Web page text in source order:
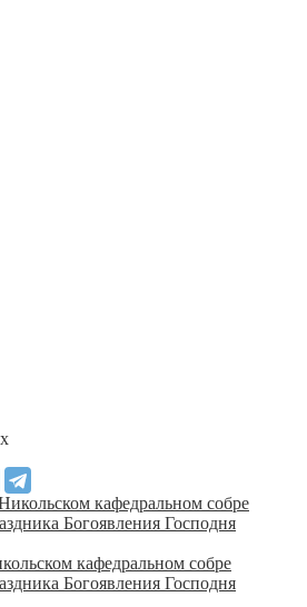
кафедральном собре
Богоявления Господня